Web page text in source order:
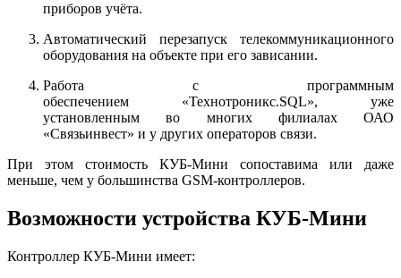
приборов учёта.
Автоматический перезапуск телекоммуникационного
оборудования на объекте при его зависании.
Работа с программным
обеспечением «Технотроникс.SQL», уже
установленным во многих филиалах ОАО
«Связьинвест» и у других операторов связи.
При этом стоимость КУБ-Мини сопоставима или даже
меньше, чем у большинства GSM-контроллеров.
Возможности устройства КУБ-Мини
Контроллер КУБ-Мини имеет: